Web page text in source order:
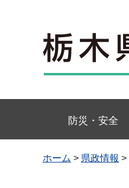
栃木県
防災・安全
ホーム > 県政情報 >